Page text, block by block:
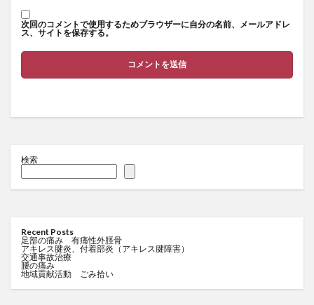
次回のコメントで使用するためブラウザーに自分の名前、メールアドレ
ス、サイトを保存する。
検索
Recent Posts
足部の痛み 有痛性外脛骨
アキレス腱炎、付着部炎（アキレス腱障害）
交通事故治療
腰の痛み
地域貢献活動 ごみ拾い